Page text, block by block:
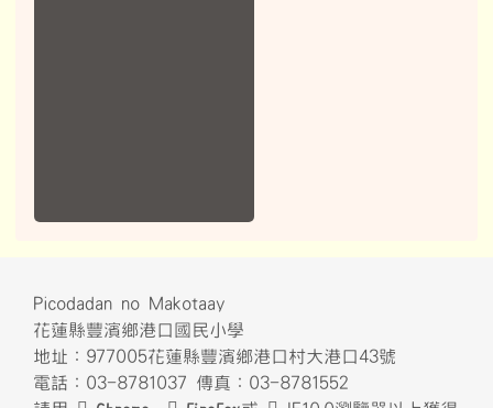
Picodadan no Makotaay
花蓮縣豐濱鄉港口國民小學
地址：977005花蓮縣豐濱鄉港口村大港口43號
電話：03-8781037 傳真：03-8781552